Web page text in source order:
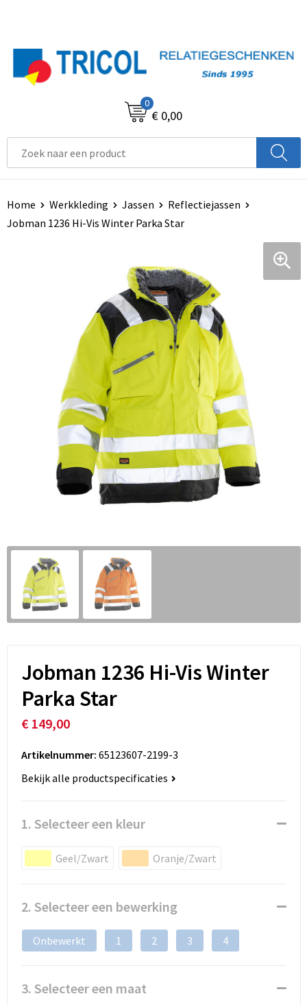
0
€ 0,00
Home Werkkleding Jassen
Reflectiejassen
Jobman 1236 Hi-Vis Winter Parka Star
Jobman 1236 Hi-Vis Winter
Parka Star
€ 149,00
Artikelnummer: 65123607-2199-3
Bekijk alle productspecificaties
1. Selecteer een kleur
Geel/Zwart Oranje/Zwart
2. Selecteer een bewerking
Onbewerkt 1 2 3 4
3. Selecteer een maat